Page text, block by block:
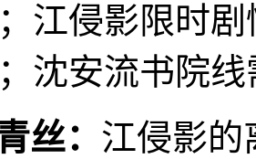
江侵影限时
沈安流书院
丝： 江侵影的